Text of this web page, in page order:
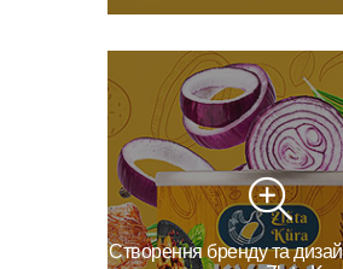
Створення бренду та